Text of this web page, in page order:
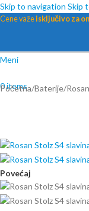
Skip to navigation Skip
Cene važeisključivo za
Meni
0items
Početna/Baterije/Rosan
Povećaj